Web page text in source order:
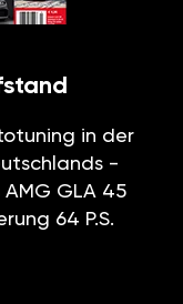
in der
-
GLA 45
64 P.S.